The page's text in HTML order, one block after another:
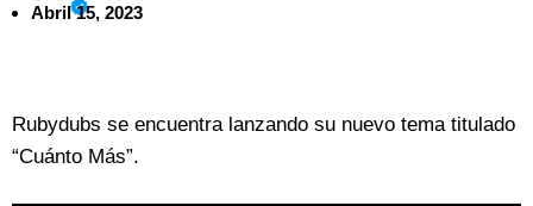
Abril 15, 2023
Rubydubs se encuentra lanzando su nuevo tema titulado
“Cuánto Más”.